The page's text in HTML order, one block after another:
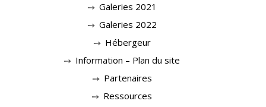
Galeries 2021
Galeries 2022
Hébergeur
Information – Plan du site
Partenaires
Ressources